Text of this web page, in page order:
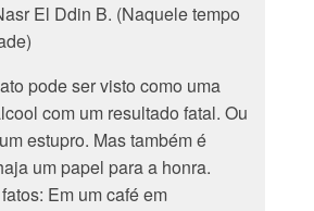
El Ddin B. (Naquele tempo
pode ser visto como uma
com um resultado fatal. Ou
estupro. Mas também é
um papel para a honra.
Em um café em